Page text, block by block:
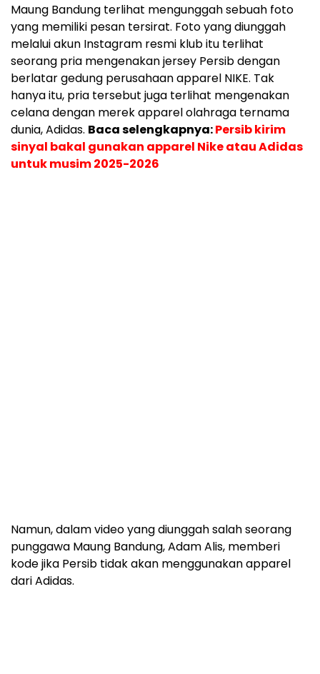
Maung Bandung terlihat mengunggah sebuah foto
yang memiliki pesan tersirat. Foto yang diunggah
melalui akun Instagram resmi klub itu terlihat
seorang pria mengenakan jersey Persib dengan
berlatar gedung perusahaan apparel NIKE. Tak
hanya itu, pria tersebut juga terlihat mengenakan
celana dengan merek apparel olahraga ternama
dunia, Adidas. Baca selengkapnya:Persib kirim
sinyal bakal gunakan apparel Nike atau Adidas
untuk musim 2025-2026
Namun, dalam video yang diunggah salah seorang
punggawa Maung Bandung, Adam Alis, memberi
kode jika Persib tidak akan menggunakan apparel
dari Adidas.